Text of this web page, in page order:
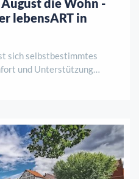
die Wohn -
lebensART in
sich selbstbestimmtes
und Unterstützung